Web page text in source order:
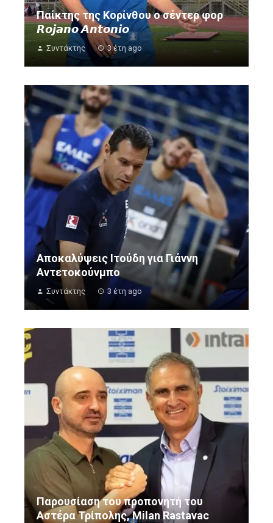
Παίκτης της Κορίνθου ο σέντερ φορ
𝙍𝙤𝙟𝙖𝙣𝙤 𝘼𝙣𝙩𝙤𝙣𝙞𝙤
Συντάκτης 3 έτη ago
Αποκαλύψεις Ιτούδη για Γιάννη
Αντετοκούνμπο
Συντάκτης 3 έτη ago
Παρουσίαση του προπονητή του
Αστέρα Τρίπολης, Milan Rastavac